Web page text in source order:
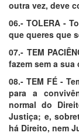
outra vez, deve
06.- TOLERA -
que queres que
07.- TEM
fazem sem a sua
08.- TEM FÉ -
para a
normal do
Justiça; e,
há Direito, nem